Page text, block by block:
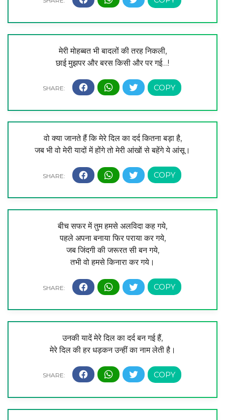
मेरी मोहब्बत भी बादलों की तरह निकली,
छाई मुझपर और बरस किसी और पर गई…!
वो क्या जानते हैं कि मेरे दिल का दर्द कितना बड़ा है,
जब भी वो मेरी यादों में होंगे तो मेरी आंखों से बहेंगे ये आंसू।
बीच सफर में तुम हमसे अलविदा कह गये,
पहले अपना बनाया फिर पराया कर गये,
जब जिंदगी की जरूरत सी बन गये,
तभी वो हमसे किनारा कर गये।
उनकी यादें मेरे दिल का दर्द बन गई हैं,
मेरे दिल की हर धड़कन उन्हीं का नाम लेती है।